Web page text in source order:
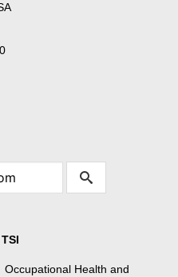
Occupational Health and